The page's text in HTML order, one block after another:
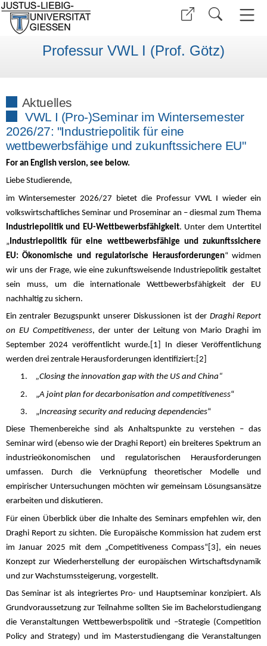
Professur VWL I (Prof. Götz)
Aktuelles
VWL I (Pro-)Seminar im Wintersemester
2026/27: "Industriepolitik für eine
wettbewerbsfähige und zukunftssichere EU"
For an English version, see below.
Liebe Studierende,
im Wintersemester 2026/27 bietet die Professur VWL I wieder ein
volkswirtschaftliches Seminar und Proseminar an – diesmal zum Thema
Industriepolitik und EU-Wettbewerbsfähigkeit. Unter dem Untertitel
„Industriepolitik für eine wettbewerbsfähige und zukunftssichere
EU: Ökonomische und regulatorische Herausforderungen“ widmen
wir uns der Frage, wie eine zukunftsweisende Industriepolitik gestaltet
sein muss, um die internationale Wettbewerbsfähigkeit der EU
nachhaltig zu sichern.
Ein zentraler Bezugspunkt unserer Diskussionen ist der Draghi Report
on EU Competitiveness, der unter der Leitung von Mario Draghi im
September 2024 veröffentlicht wurde. [1]
In dieser Veröffentlichung
werden drei zentrale Herausforderungen identifiziert: [2]
1.
„Closing the innovation gap with the US and China“
2.
„A joint plan for decarbonisation and competitiveness“
3.
„Increasing security and reducing dependencies“
Diese Themenbereiche sind als Anhaltspunkte zu verstehen – das
Seminar wird (ebenso wie der Draghi Report) ein breiteres Spektrum an
industrieökonomischen und regulatorischen Herausforderungen
umfassen. Durch die Verknüpfung theoretischer Modelle und
empirischer Untersuchungen möchten wir gemeinsam Lösungsansätze
erarbeiten und diskutieren.
Für einen Überblick über die Inhalte des Seminars empfehlen wir, den
Draghi Report zu sichten. Die Europäische Kommission hat zudem erst
im Januar 2025 mit dem „Competitiveness Compass“ [3] , ein neues
Konzept zur Wiederherstellung der europäischen Wirtschaftsdynamik
und zur Wachstumssteigerung, vorgestellt.
Das Seminar ist als integriertes Pro- und Hauptseminar konzipiert. Als
Grundvoraussetzung zur Teilnahme sollten Sie im Bachelorstudiengang
die Veranstaltungen Wettbewerbspolitik und –Strategie (Competition
Policy and Strategy) und im Masterstudiengang die Veranstaltungen